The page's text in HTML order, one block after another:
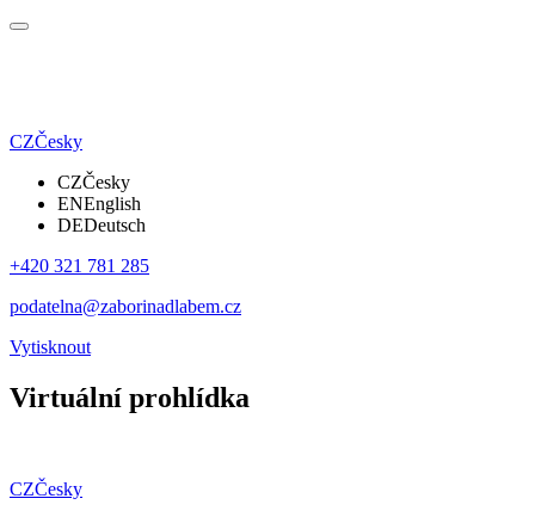
CZČesky
CZČesky
ENEnglish
DEDeutsch
+420 321 781 285
podatelna@zaborinadlabem.cz
Vytisknout
Virtuální prohlídka
CZČesky